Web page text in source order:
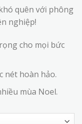
quên với phông
nghiệp!
cho mọi bức
nét hoàn hảo.
mùa Noel.